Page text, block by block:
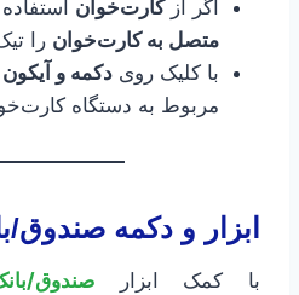
اگر ازکارت‌خوان
متصل به کارت‌خوان را
با کلیک روی دکمه و
مربوط به دستگاه
ابزار و دکمه صندوق/
با کمک ابزار صندوق/